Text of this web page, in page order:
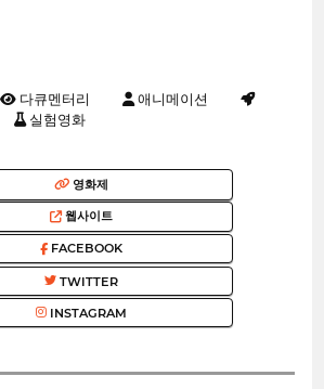
다큐멘터리
애니메이션
실험영화
영화제
웹사이트
FACEBOOK
TWITTER
INSTAGRAM